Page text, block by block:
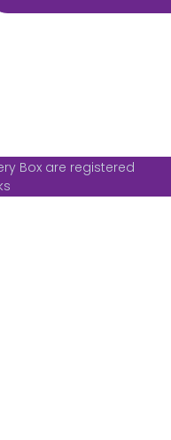
Box are registered